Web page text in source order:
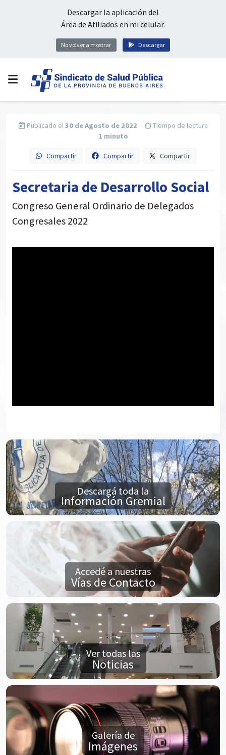
Descargar la aplicación del
Área de Afiliados en mi celular.
No volver a mostrar Descargar
Publicado el30 de Agosto de 2022
Tiempo de lectura
1 minuto
Compartir Compartir Compartir
Secretaria de Desarrollo Social
Congreso General Ordinario de Delegados
Congresales 2022
Descargá toda la
Información Gremial
Accedé a nuestras
Vías de Contacto
Ver todas las
Noticias
Galería de
Imágenes